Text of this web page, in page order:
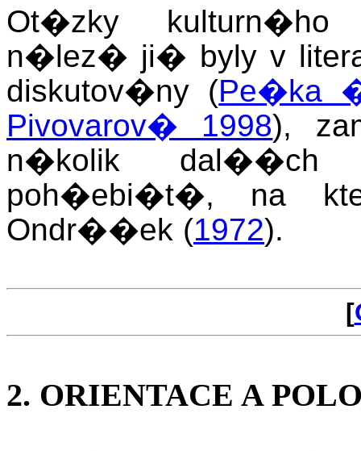
Ot�zky kulturn�ho
n�lez� ji� byly v
diskutov�ny (Pe�ka
Pivovarov� 1998),
n�kolik dal��ch
poh�ebi�t�, na
Ondr��ek (1972).
[
2. ORIENTACE A